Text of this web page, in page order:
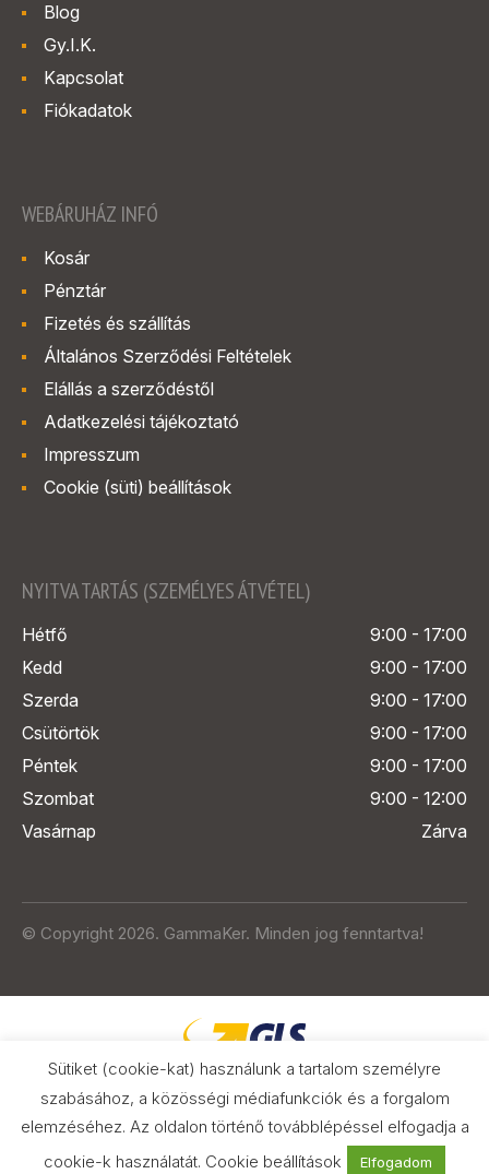
Blog
Gy.I.K.
Kapcsolat
Fiókadatok
WEBÁRUHÁZ INFÓ
Kosár
Pénztár
Fizetés és szállítás
Általános Szerződési Feltételek
Elállás a szerződéstől
Adatkezelési tájékoztató
Impresszum
Cookie (süti) beállítások
NYITVA TARTÁS (SZEMÉLYES ÁTVÉTEL)
Hétfő
9:00 - 17:00
Kedd
9:00 - 17:00
Szerda
9:00 - 17:00
Csütörtök
9:00 - 17:00
Péntek
9:00 - 17:00
Szombat
9:00 - 12:00
Vasárnap
Zárva
© Copyright 2026. GammaKer. Minden jog fenntartva!
Árak és paraméterek összehasonlítása
Sütiket (cookie-kat) használunk a tartalom személyre
szabásához, a közösségi médiafunkciók és a forgalom
elemzéséhez. Az oldalon történő továbblépéssel elfogadja a
cookie-k használatát. Cookie beállítások Elfogadom